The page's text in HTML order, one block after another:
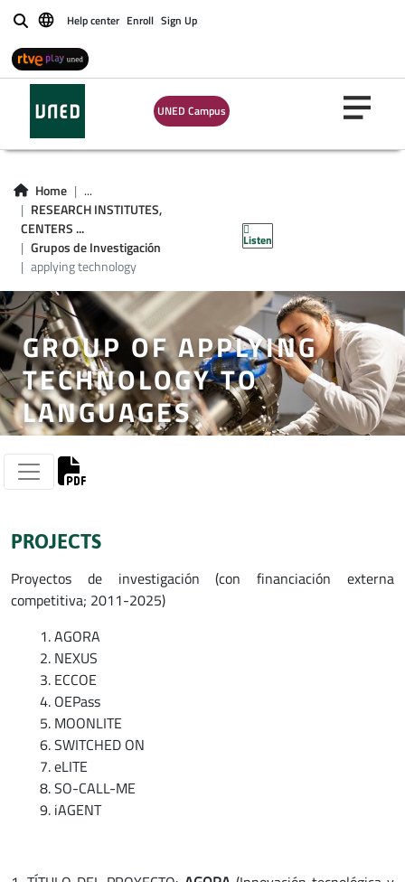
BuscarHelp center Enroll Sign Up
UNED Campus
Home
...
RESEARCH INSTITUTES,
CENTERS ...
Grupos de Investigación
applying technology
Listen
GROUP OF APPLYING
TECHNOLOGY TO
LANGUAGES
PROJECTS
Proyectos de investigación (con financiación externa
competitiva; 2011-2025)
AGORA
NEXUS
ECCOE
OEPass
MOONLITE
SWITCHED ON
eLITE
SO-CALL-ME
iAGENT